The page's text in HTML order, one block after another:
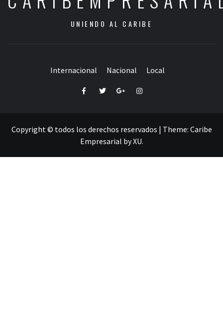
UNIENDO AL CARIBE
Internacional Nacional Local
FacebookTwitterGoogle+Instagram
Copyright © todos los derechos reservados | Theme: Caribe
Empresarial byXU.